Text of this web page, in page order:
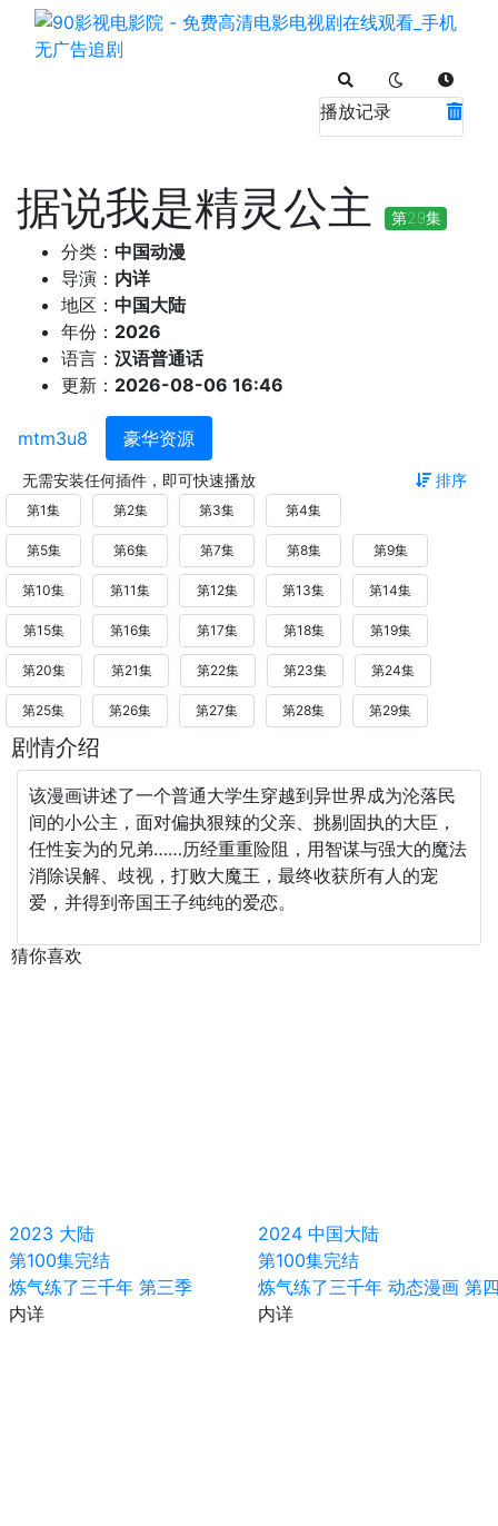
播放记录
据说我是精灵公主 第29集
分类： 中国动漫
导演： 内详
地区： 中国大陆
年份： 2026
语言： 汉语普通话
更新： 2026-08-06 16:46
mtm3u8 豪华资源
无需安装任何插件，即可快速播放 排序
第1集 第2集 第3集 第4集
第5集 第6集 第7集 第8集 第9集
第10集 第11集 第12集 第13集 第14集
第15集 第16集 第17集 第18集 第19集
第20集 第21集 第22集 第23集 第24集
第25集 第26集 第27集 第28集 第29集
剧情介绍
该漫画讲述了一个普通大学生穿越到异世界成为沦落民
间的小公主，面对偏执狠辣的父亲、挑剔固执的大臣，
任性妄为的兄弟……历经重重险阻，用智谋与强大的魔法
消除误解、歧视，打败大魔王，最终收获所有人的宠
爱，并得到帝国王子纯纯的爱恋。
猜你喜欢
2023 大陆
第100集完结
炼气练了三千年 第三季
内详
2024 中国大陆
第100集完结
炼气练了三千年 动态漫画 第
内详